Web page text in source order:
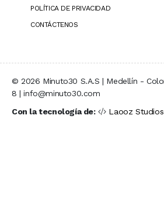
POLÍTICA DE PRIVACIDAD
CONTÁCTENOS
© 2026 Minuto30 S.A.S | Medellín -
8 | info@minuto30.com
Con la tecnología de:
Laooz Studios